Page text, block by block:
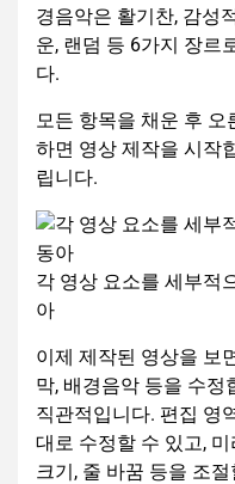
경음악은 활기찬, 감성
운, 랜덤 등 6가지 장르
다.
모든 항목을 채운 후 오
하면 영상 제작을 시작
립니다.
각 영상 요소를 세부적
아
이제 제작된 영상을 보
막, 배경음악 등을 수정
직관적입니다. 편집 영
대로 수정할 수 있고,
크기, 줄 바꿈 등을 조